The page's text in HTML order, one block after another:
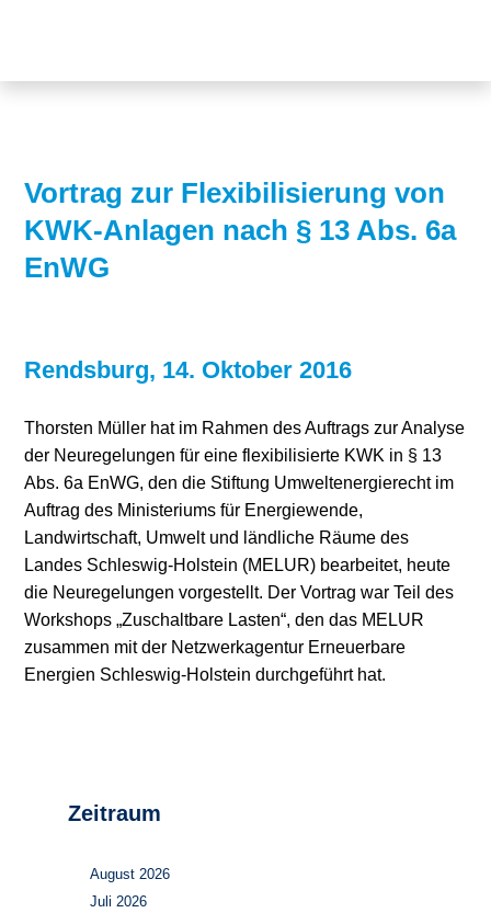
Genehmigungen
Netze
Sektorenkopplung
Speicher
Stromerzeugung
Wärme
Wasserstoff
Blog
Stiftungsporträt
Team
Forschungsnetzwerk
Bibliothek
Newsletter
Infomaterial
Schriften zum
Vortrag zur Flexibilisierung von
KWK-Anlagen nach § 13 Abs. 6a
EnWG
Rendsburg, 14. Oktober 2016
Thorsten Müller hat im Rahmen des Auftrags zur Analyse
der Neuregelungen für eine flexibilisierte KWK in § 13
Abs. 6a EnWG, den die Stiftung Umweltenergierecht im
Auftrag des Ministeriums für Energiewende,
Landwirtschaft, Umwelt und ländliche Räume des
Landes Schleswig-Holstein (MELUR) bearbeitet, heute
die Neuregelungen vorgestellt. Der Vortrag war Teil des
Workshops „Zuschaltbare Lasten“, den das MELUR
zusammen mit der Netzwerkagentur Erneuerbare
Energien Schleswig-Holstein durchgeführt hat.
Zeitraum
August 2026
Juli 2026